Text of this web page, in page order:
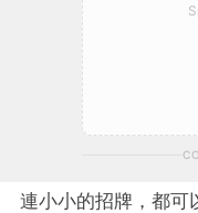
連小小的招牌，都可